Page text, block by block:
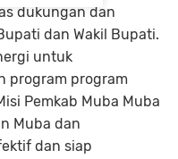
dukungan dan
dan Wakil Bupati.
untuk
program program
Pemkab Muba Muba
Muba dan
dan siap